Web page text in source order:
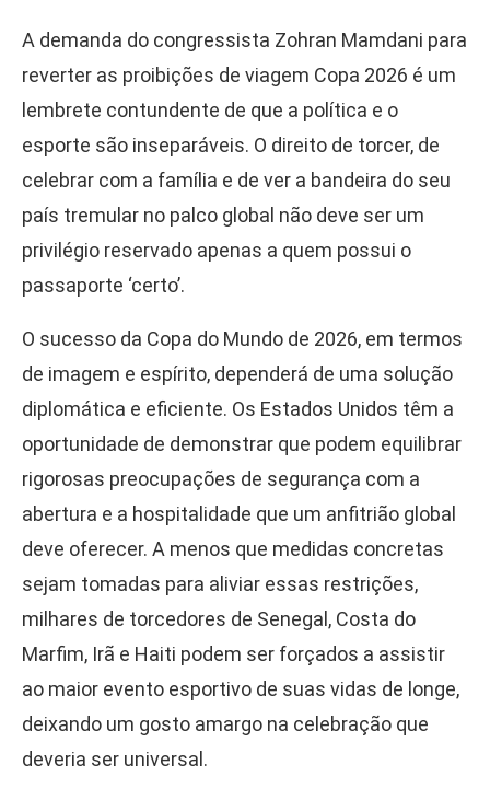
A demanda do congressista Zohran Mamdani para
reverter as proibições de viagem Copa 2026 é um
lembrete contundente de que a política e o
esporte são inseparáveis. O direito de torcer, de
celebrar com a família e de ver a bandeira do seu
país tremular no palco global não deve ser um
privilégio reservado apenas a quem possui o
passaporte ‘certo’.
O sucesso da Copa do Mundo de 2026, em termos
de imagem e espírito, dependerá de uma solução
diplomática e eficiente. Os Estados Unidos têm a
oportunidade de demonstrar que podem equilibrar
rigorosas preocupações de segurança com a
abertura e a hospitalidade que um anfitrião global
deve oferecer. A menos que medidas concretas
sejam tomadas para aliviar essas restrições,
milhares de torcedores de Senegal, Costa do
Marfim, Irã e Haiti podem ser forçados a assistir
ao maior evento esportivo de suas vidas de longe,
deixando um gosto amargo na celebração que
deveria ser universal.